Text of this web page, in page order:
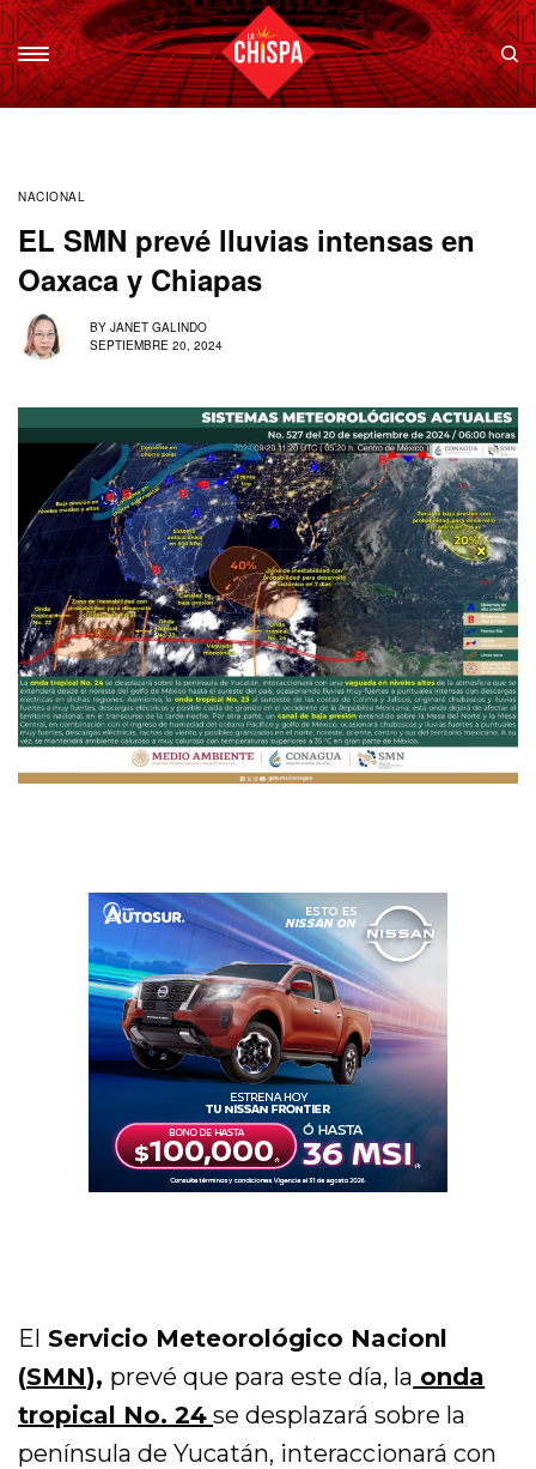
NACIONAL
EL SMN prevé lluvias intensas en
Oaxaca y Chiapas
BY JANET GALINDO
SEPTIEMBRE 20, 2024
El Servicio Meteorológico Nacionl
(SMN), prevé que para este día, la onda
tropical No. 24 se desplazará sobre la
península de Yucatán, interaccionará con